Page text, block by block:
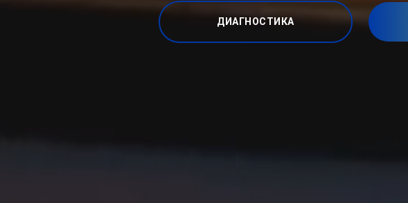
ДИАГНОСТИКА